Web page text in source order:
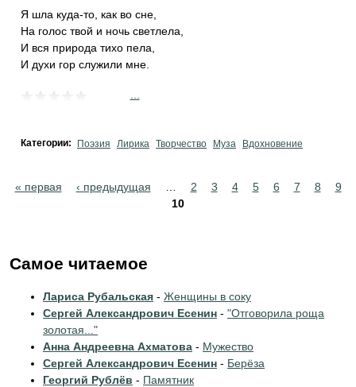
Я шла куда-то, как во сне,
На голос твой и ночь светлела,
И вся природа тихо пела,
И духи гор служили мне.
Категории: Поэзия Лирика Творчество Муза Вдохновение
Pages
« первая ‹ предыдущая 2 3 4 5 6 7 8
9
10
Самое читаемое
Лариса Рубальская - Женщины в соку
Сергей Александрович Есенин - "Отговорила роща
золотая..."
Анна Андреевна Ахматова - Мужество
Сергей Александрович Есенин - Берёза
Георгий Рублёв - Памятник